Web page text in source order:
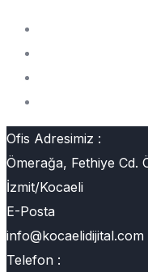
Ofis Adresimiz :
Ömerağa, Fethiye Cd.
İzmit/Kocaeli
E-Posta
info@kocaelidijital.com
Telefon :